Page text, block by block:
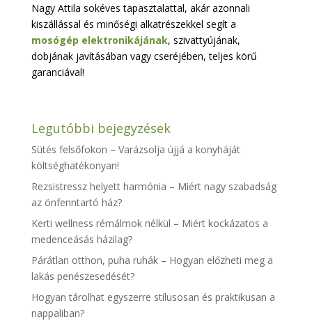
Nagy Attila sokéves tapasztalattal, akár azonnali
kiszállással és minőségi alkatrészekkel segít a
mosógép elektronikájának, szivattyújának,
dobjának javításában vagy cseréjében, teljes körű
garanciával!
Legutóbbi bejegyzések
Sütés felsőfokon – Varázsolja újjá a konyháját
költséghatékonyan!
Rezsistressz helyett harmónia – Miért nagy szabadság
az önfenntartó ház?
Kerti wellness rémálmok nélkül – Miért kockázatos a
medenceásás házilag?
Párátlan otthon, puha ruhák – Hogyan előzheti meg a
lakás penészesedését?
Hogyan tárolhat egyszerre stílusosan és praktikusan a
nappaliban?